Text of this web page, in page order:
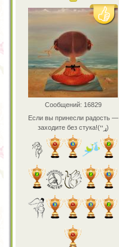
Сообщений: 16829
Если вы принесли радость —
заходите без стука!(ړײ)